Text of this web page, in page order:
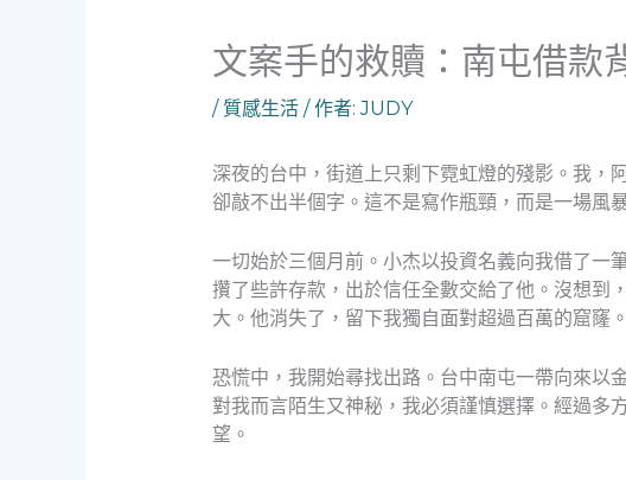
文案手的救贖：南屯借款
/ 質感生活/ 作者:JUDY
深夜的台中，街道上只剩下霓虹燈的殘影。我，
卻敲不出半個字。這不是寫作瓶頸，而是一場
一切始於三個月前。小杰以投資名義向我借了一
攢了些許存款，出於信任全數交給了他。沒想到
大。他消失了，留下我獨自面對超過百萬的窟窿
恐慌中，我開始尋找出路。台中南屯一帶向來以
對我而言陌生又神秘，我必須謹慎選擇。經過多
望。